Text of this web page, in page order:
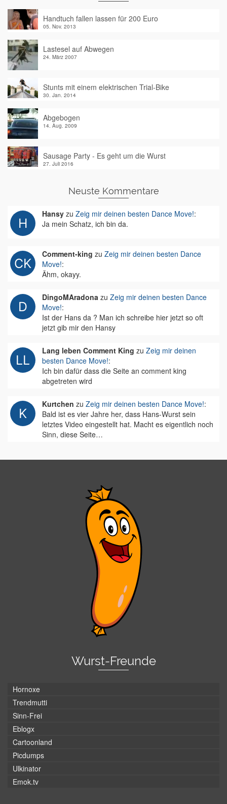
Handtuch fallen lassen für 200 Euro
05. Nov. 2013
Lastesel auf Abwegen
24. März 2007
Stunts mit einem elektrischen Trial-Bike
30. Jan. 2014
Abgebogen
14. Aug. 2009
Sausage Party - Es geht um die Wurst
27. Juli 2016
Neuste Kommentare
Hansy zu Zeig mir deinen besten Dance Move!:
Ja mein Schatz, ich bin da.
Comment-king zu Zeig mir deinen besten Dance
Move!:
Ähm, okayy.
DingoMAradona zu Zeig mir deinen besten Dance
Move!:
Ist der Hans da ? Man ich schreibe hier jetzt so oft
jetzt gib mir den Hansy
Lang leben Comment King zu Zeig mir deinen
besten Dance Move!:
Ich bin dafür dass die Seite an comment king
abgetreten wird
Kurtchen zu Zeig mir deinen besten Dance Move!:
Bald ist es vier Jahre her, dass Hans-Wurst sein
letztes Video eingestellt hat. Macht es eigentlich noch
Sinn, diese Seite…
Wurst-Freunde
Hornoxe
Trendmutti
Sinn-Frei
Eblogx
Cartoonland
Picdumps
Ulkinator
Emok.tv